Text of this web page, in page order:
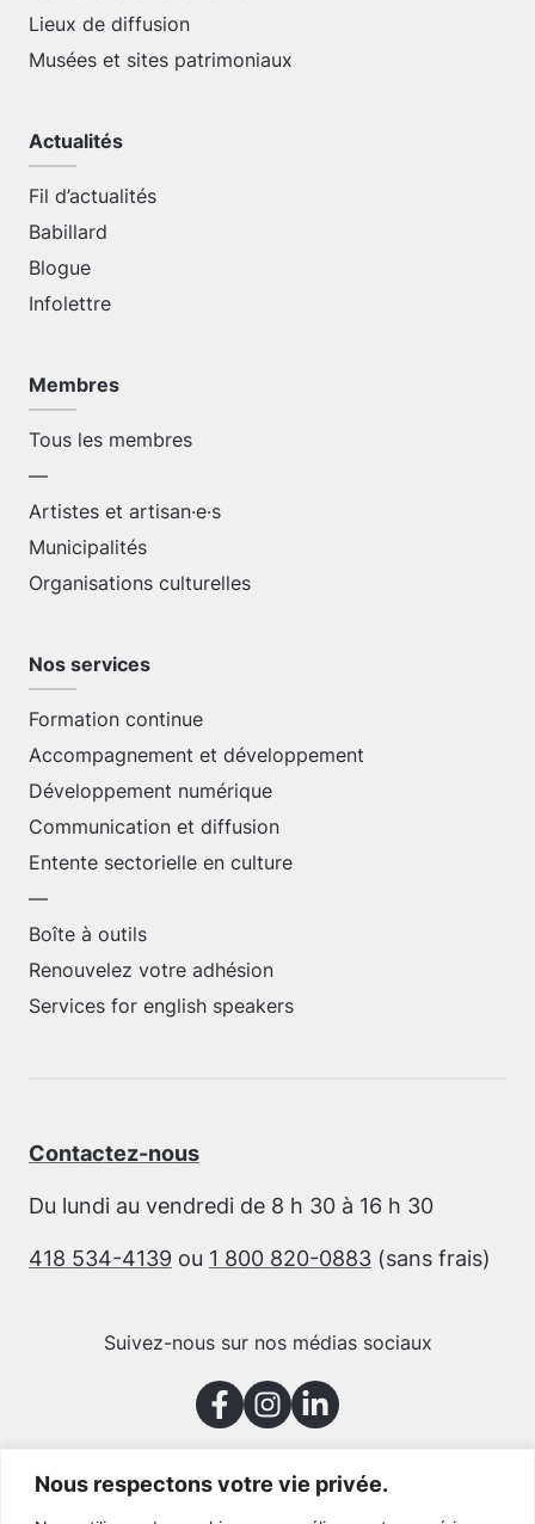
Nous respectons votre vie privée.
Lieux de diffusion
Musées et sites patrimoniaux
Actualités
Fil d’actualités
Babillard
Blogue
Infolettre
Membres
Tous les membres
—
Artistes et artisan·e·s
Municipalités
Organisations culturelles
Nos services
Formation continue
Accompagnement et développement
Développement numérique
Communication et diffusion
Entente sectorielle en culture
—
Boîte à outils
Renouvelez votre adhésion
Services for english speakers
Contactez-nous
Du lundi au vendredi de 8 h 30 à 16 h 30
418 534-4139 ou 1 800 820-0883 (sans frais)
Suivez-nous sur nos médias sociaux
Merci à nos partenaires